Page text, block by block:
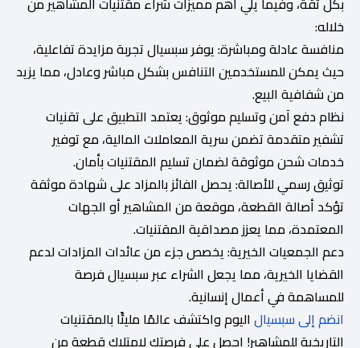
خلاله:
منافسة عادلة ومباشرة: يوفر سبسيال تجربة مزايدة تفاعلية،
حيث يمكن للمستخدمين التنافس بشكل مباشر وعادل، مما يزيد
من شفافية البيع.
نظام دفع آمن وتسليم موثوق: يعتمد التطبيق على تقنيات
تشفير متقدمة تضمن سرية المعاملات المالية، مع توفير
خدمات شحن موثوقة لضمان تسليم المقتنيات بأمان.
توثيق رسمي للأصالة: يحصل الفائز بالمزاد على شهادة موثقة
تؤكد أصالة القطعة، موقعة من المشاهير أو الجهات
المعتمدة، مما يعزز مصداقية المقتنيات.
دعم الجمعيات الخيرية: يخصص جزء من عائدات المزادات لدعم
القضايا الخيرية، مما يجعل الشراء عبر سبسيال فرصة
للمساهمة في أعمال إنسانية.
انضم إلى سبسيالاليوم واكتشف عالمًا مليئًا بالمقتنيات
التاريخية للمشاهير! احصل على فرصتك لامتلاك قطعة من